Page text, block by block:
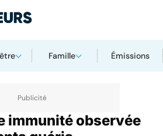
Famille Émissions
immunité observée